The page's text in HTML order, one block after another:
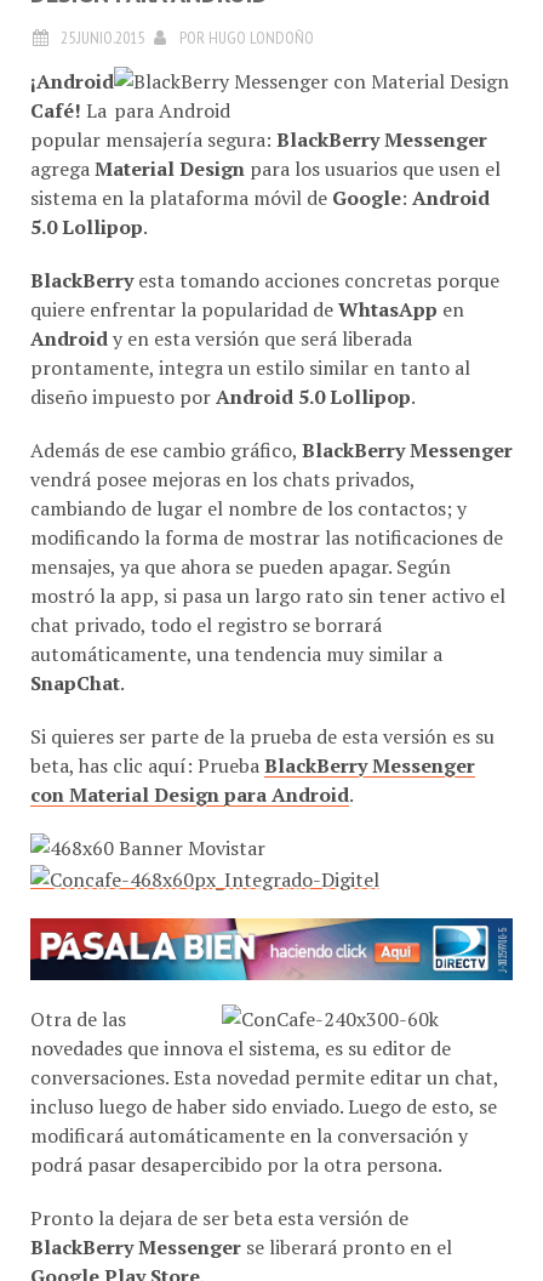
HUGO LONDOÑO
¡Android
Café! La
popular mensajería segura: BlackBerry Messenger
agrega Material Design
para los usuarios que usen el
sistema en la plataforma móvil de
Google :Android
5.0 Lollipop
BlackBerry
esta tomando acciones concretas porque
quiere enfrentar la popularidad de WhtasApp
Android
y en esta versión que será liberada
prontamente, integra un estilo similar en tanto al
diseño impuesto por
Android 5.0 Lollipop
Además de ese cambio gráfico, BlackBerry Messenger
vendrá posee mejoras en los chats privados,
cambiando de lugar el nombre de los contactos; y
modificando la forma de mostrar las notificaciones de
mensajes, ya que ahora se pueden apagar. Según
mostró la app, si pasa un largo rato sin tener activo el
chat privado, todo el registro se borrará
automáticamente, una tendencia muy similar a
SnapChat
Si quieres ser parte de la prueba de esta versión es su
beta, has clic aquí: Prueba BlackBerry Messenger
con Material Design para Android.
Otra de las
novedades que innova el sistema, es su editor de
conversaciones. Esta novedad permite editar un chat,
incluso luego de haber sido enviado. Luego de esto, se
modificará automáticamente en la conversación y
podrá pasar desapercibido por la otra persona.
Pronto la dejara de ser beta esta versión de
BlackBerry Messenger
se liberará pronto en el
Google Play Store